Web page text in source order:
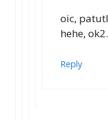
oic,
hehe,
Reply